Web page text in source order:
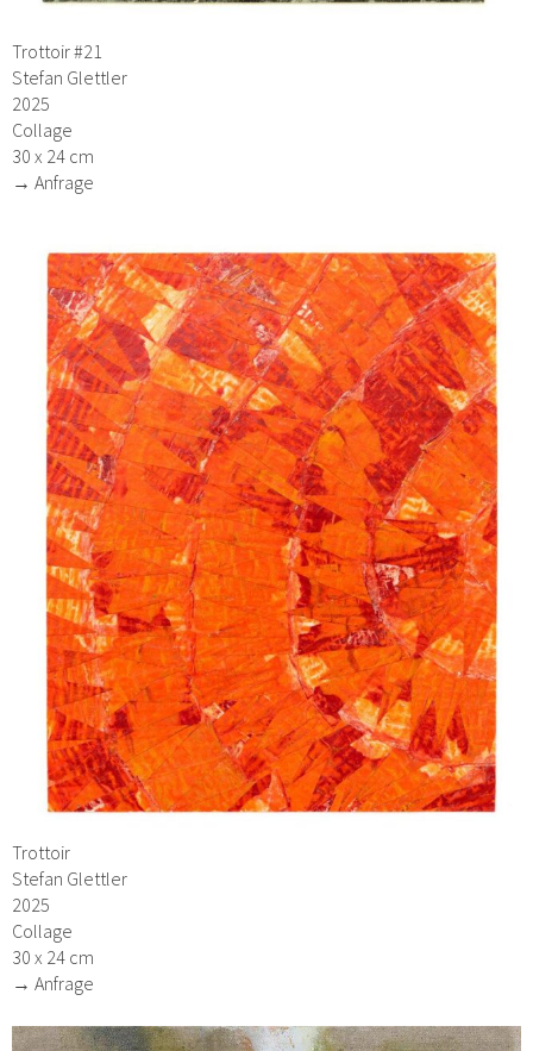
Trottoir #21
Stefan Glettler
2025
Collage
30 x 24 cm
→ Anfrage
Trottoir
Stefan Glettler
2025
Collage
30 x 24 cm
→ Anfrage